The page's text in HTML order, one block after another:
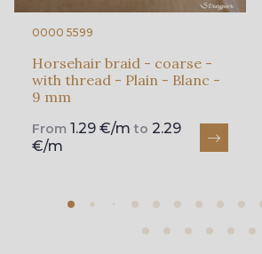
0000 5599
Horsehair braid - coarse -
with thread - Plain - Blanc -
9 mm
From 1.29 €/m to 2.29
€/m